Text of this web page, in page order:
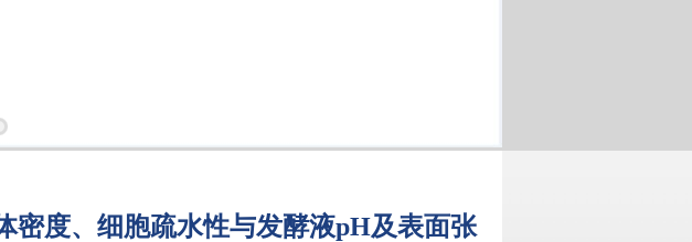
度、细胞疏水性与发酵液pH及表面张